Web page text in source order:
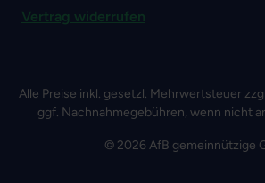
Vertrag widerrufen
Alle Preise inkl. gesetzl. Mehrwertsteuer
ggf. Nachnahmegebühren, wenn nicht
© 2026 AfB gemeinnützige